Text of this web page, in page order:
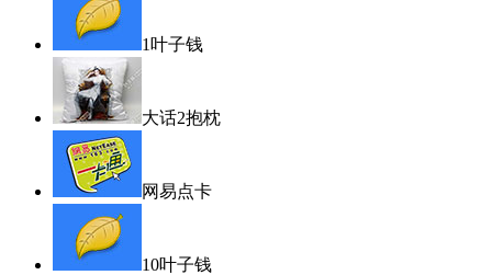
1叶子钱
大话2抱枕
网易点卡
10叶子钱